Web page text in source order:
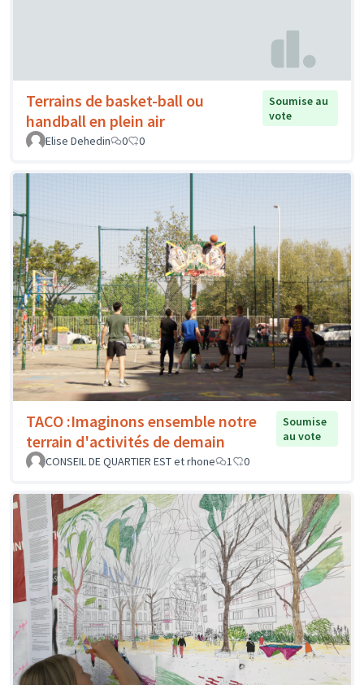
Terrains de basket-ball ou
handball en plein air
Soumise au
vote
Elise Dehedin
0 0
TACO :Imaginons ensemble notre
terrain d'activités de demain
Soumise
au vote
CONSEIL DE QUARTIER EST et rhone
1 0